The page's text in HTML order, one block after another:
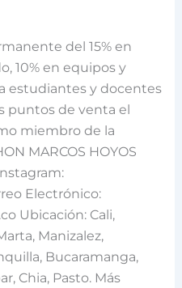
Aspirantes
Egresados
Trabajadores
del 15% en
10% en equipos y
estudiantes y docentes
puntos de venta el
miembro de la
MARCOS HOYOS
Electrónico:
Ubicación: Cali,
Manizalez,
Bucaramanga,
Chia, Pasto. Más